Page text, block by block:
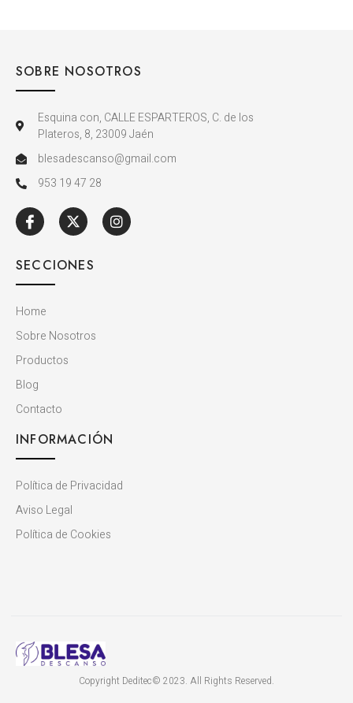
SOBRE NOSOTROS
Esquina con, CALLE ESPARTEROS, C. de los
Plateros, 8, 23009 Jaén
blesadescanso@gmail.com
953 19 47 28
SECCIONES
Home
Sobre Nosotros
Productos
Blog
Contacto
INFORMACIÓN
Política de Privacidad
Aviso Legal
Política de Cookies
Copyright Deditec© 2023. All Rights Reserved.